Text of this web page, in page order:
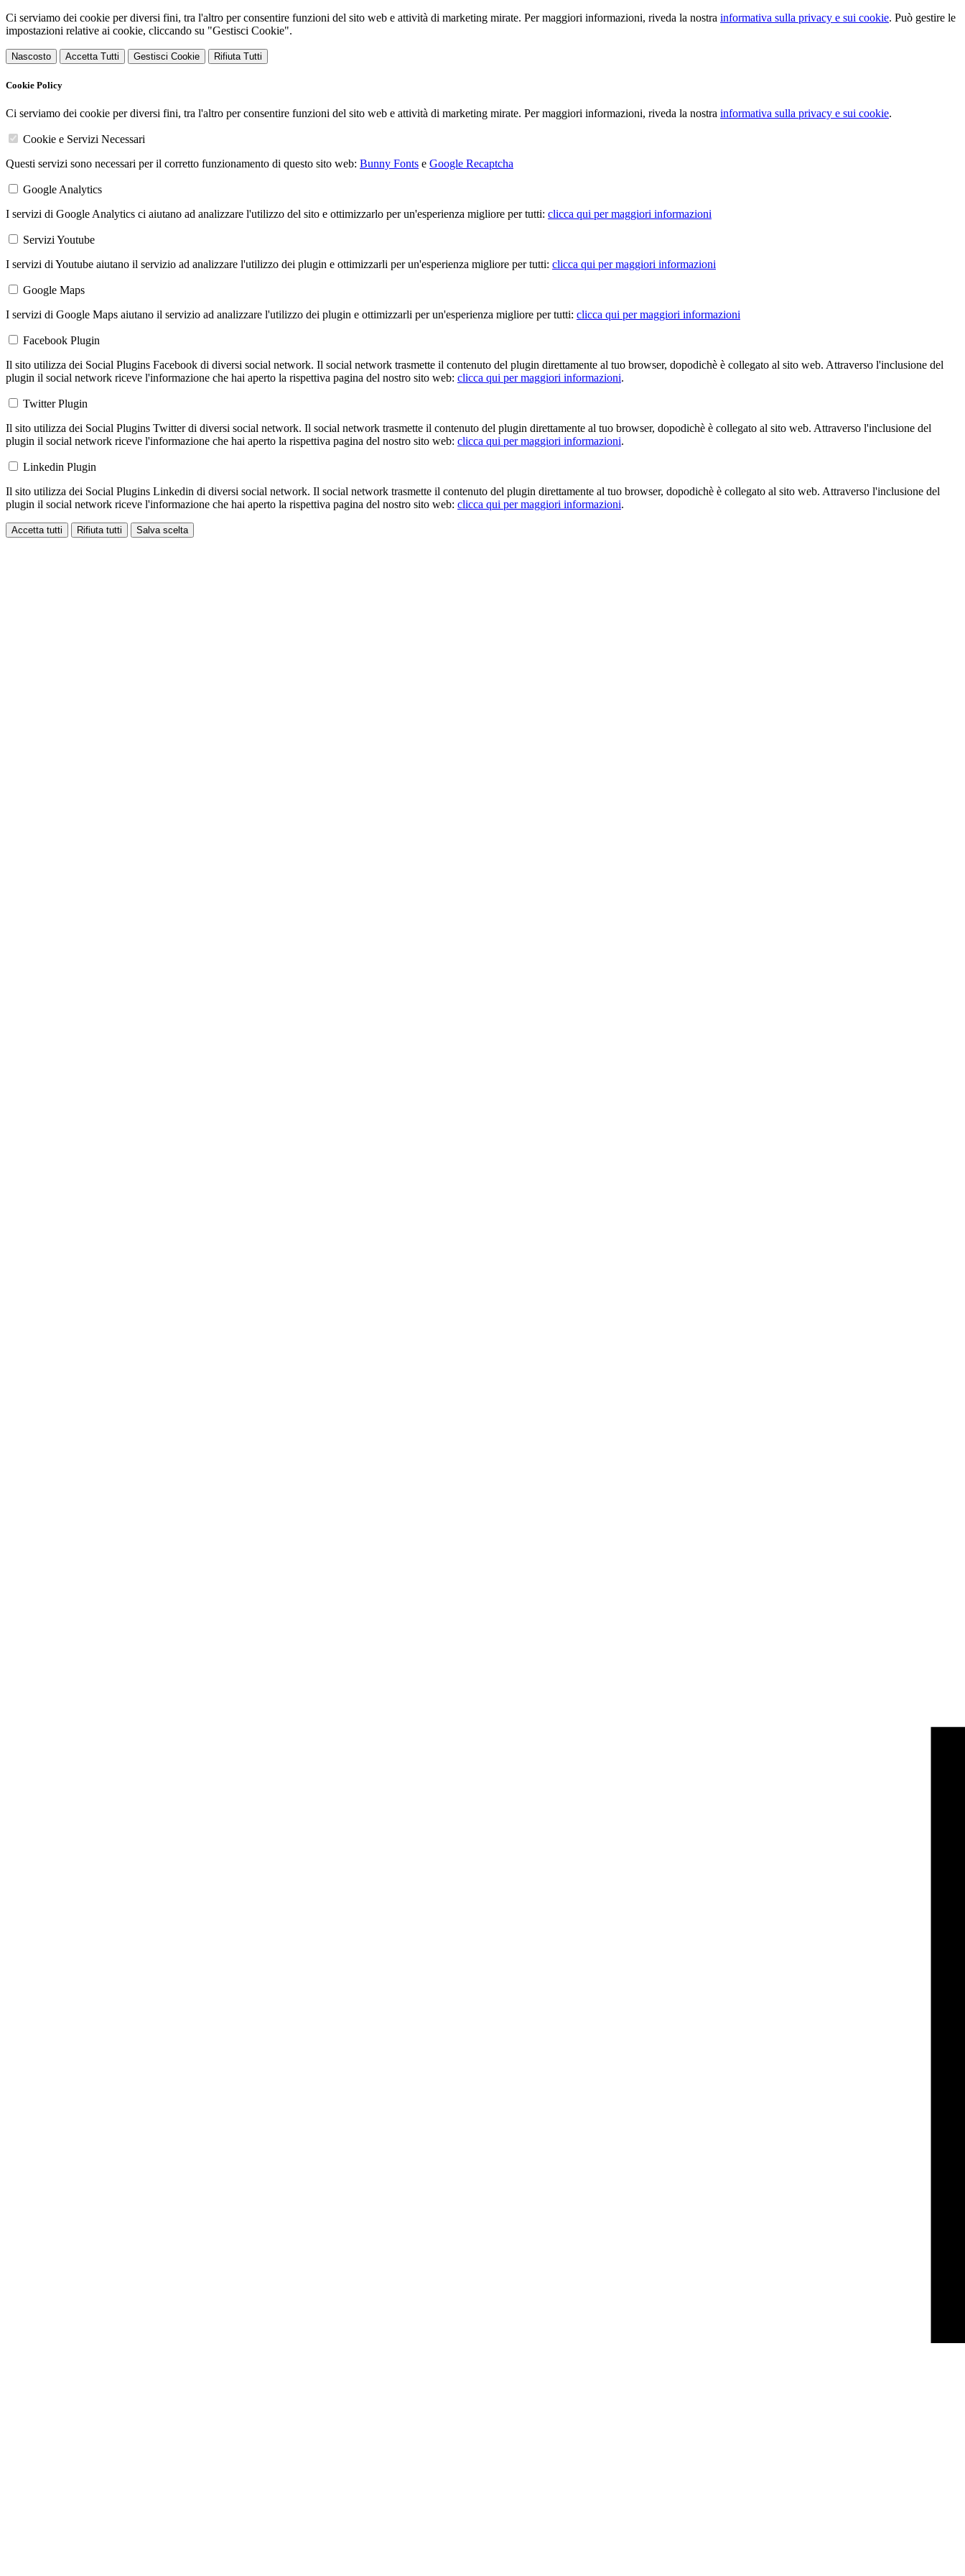
Ci serviamo dei cookie per diversi fini, tra l'altro per consentire funzioni del sito web e attività di marketing mirate. Per maggiori informazioni, riveda la nostra informativa sulla privacy e sui cookie. Può gestire le
impostazioni relative ai cookie, cliccando su "Gestisci Cookie".
Nascosto Accetta Tutti Gestisci Cookie Rifiuta Tutti
Cookie Policy
Ci serviamo dei cookie per diversi fini, tra l'altro per consentire funzioni del sito web e attività di marketing mirate. Per maggiori informazioni, riveda la nostra informativa sulla privacy e sui cookie.
Cookie e Servizi Necessari
Questi servizi sono necessari per il corretto funzionamento di questo sito web: Bunny Fonts e Google Recaptcha
Google Analytics
I servizi di Google Analytics ci aiutano ad analizzare l'utilizzo del sito e ottimizzarlo per un'esperienza migliore per tutti: clicca qui per maggiori informazioni
Servizi Youtube
I servizi di Youtube aiutano il servizio ad analizzare l'utilizzo dei plugin e ottimizzarli per un'esperienza migliore per tutti: clicca qui per maggiori informazioni
Google Maps
I servizi di Google Maps aiutano il servizio ad analizzare l'utilizzo dei plugin e ottimizzarli per un'esperienza migliore per tutti: clicca qui per maggiori informazioni
Facebook Plugin
Il sito utilizza dei Social Plugins Facebook di diversi social network. Il social network trasmette il contenuto del plugin direttamente al tuo browser, dopodichè è collegato al sito web. Attraverso l'inclusione del
plugin il social network riceve l'informazione che hai aperto la rispettiva pagina del nostro sito web: clicca qui per maggiori informazioni.
Twitter Plugin
Il sito utilizza dei Social Plugins Twitter di diversi social network. Il social network trasmette il contenuto del plugin direttamente al tuo browser, dopodichè è collegato al sito web. Attraverso l'inclusione del
plugin il social network riceve l'informazione che hai aperto la rispettiva pagina del nostro sito web: clicca qui per maggiori informazioni.
Linkedin Plugin
Il sito utilizza dei Social Plugins Linkedin di diversi social network. Il social network trasmette il contenuto del plugin direttamente al tuo browser, dopodichè è collegato al sito web. Attraverso l'inclusione del
plugin il social network riceve l'informazione che hai aperto la rispettiva pagina del nostro sito web: clicca qui per maggiori informazioni.
Accetta tutti Rifiuta tutti Salva scelta